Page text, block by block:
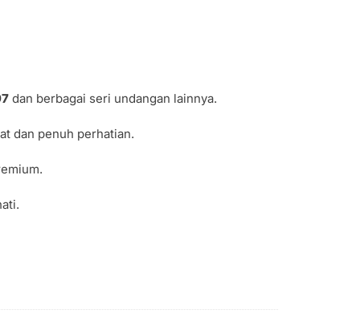
dan berbagai seri undangan lainnya.
dan penuh perhatian.